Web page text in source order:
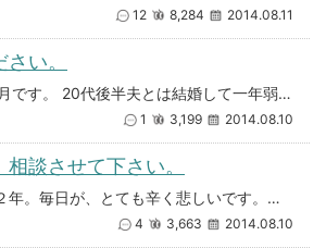
12 8,284 2014.08.11
い。
20代前半妊娠七ヶ月です。 20代後半夫とは結婚して一年弱になります。夫とは付き合って約3年、同棲2年を経て結婚しました
1 3,199 2014.08.10
談させて下さい。
夫の不倫を知って２年。毎日が、とても辛く悲しいです。息子が二人いるのですが、上の子は、夫婦の状況を、なんとなくわかってい
4 3,663 2014.08.10